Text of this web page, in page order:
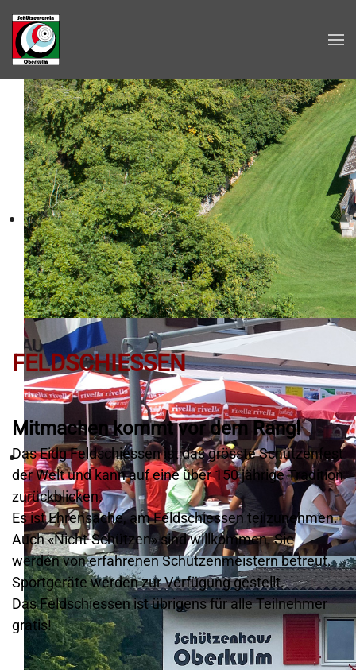
Zum Hauptinhalt springen
FELDSCHIESSEN
Mitmachen kommt vor dem Rang!
Das Eidg Feldschiessen ist das grösste Schützenfest
der Welt und kann auf eine über 150 jährige Tradition
zurückblicken.
Es ist Ehrensache, am Feldschiessen teilzunehmen.
Auch «Nicht-Schützen» sind willkommen. Sie
werden von erfahrenen Schützenmeistern betreut.
Sportgeräte werden zur Verfügung gestellt.
Das Feldschiessen ist übrigens für alle Teilnehmer
gratis!